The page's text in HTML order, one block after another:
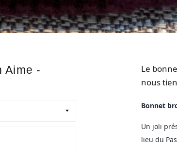
Aime -
Le
nous
Bonnet
Un joli
lieu du